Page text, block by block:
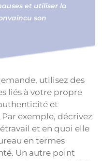
et utiliser la
son
utilisez des
liés à votre propre
et
exemple, décrivez
et en quoi elle
en termes
Un autre point